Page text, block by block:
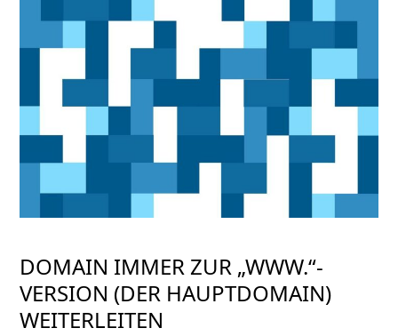
DOMAIN IMMER ZUR „WWW.“-
VERSION (DER HAUPTDOMAIN)
WEITERLEITEN